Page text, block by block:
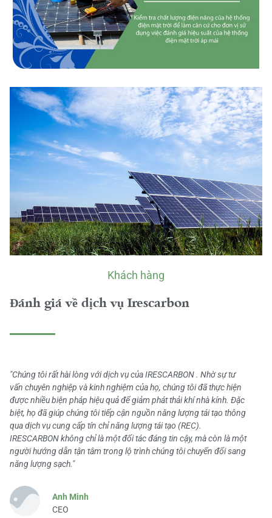
Khách hàng
Đánh giá về dịch vụ Irescarbon
"Chúng tôi rất hài lòng với dịch vụ của IRESCARBON . Nhờ sự tư
vấn chuyên nghiệp và kinh nghiệm của họ, chúng tôi đã thực hiện
được nhiều biện pháp hiệu quả để giảm phát thải khí nhà kính. Đặc
biệt, họ đã giúp chúng tôi tiếp cận nguồn năng lượng tái tạo thông
qua dịch vụ cung cấp tín chỉ năng lượng tái tạo (REC).
IRESCARBON không chỉ là một đối tác đáng tin cậy, mà còn là một
người hướng dẫn tận tâm trong lộ trình chúng tôi chuyển đổi sang
năng lượng sạch."
Anh Minh
CEO